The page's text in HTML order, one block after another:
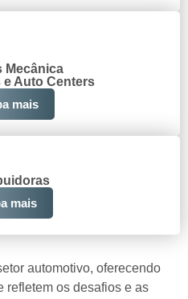
Mecânica
e Auto Centers
mais
mais
automotivo, oferecendo
refletem os desafios e as